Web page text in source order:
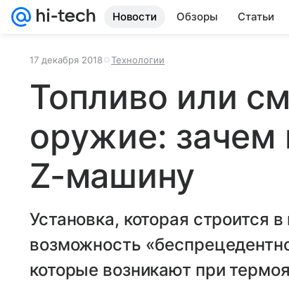
Новости Обзоры Статьи
17 декабря 2018 Технологии
Топливо или
оружие: зачем
Z-машину
Установка, которая строится
возможность
которые возникают при